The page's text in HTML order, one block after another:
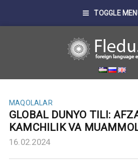
TOGGLE
MAQOLALAR
GLOBAL DUNYO TILI:
KAMCHILIK VA
16.02.2024